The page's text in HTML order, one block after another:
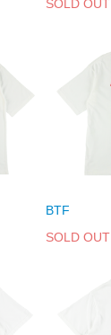
SOLD OUT
BTF
SOLD OUT